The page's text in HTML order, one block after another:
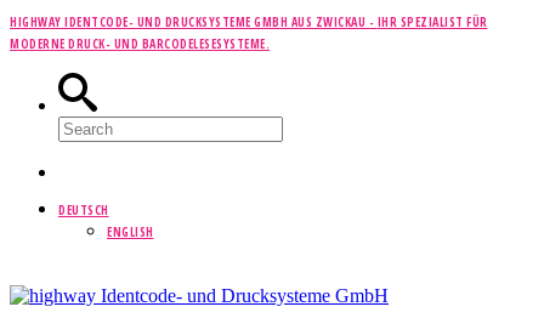
HIGHWAY IDENTCODE- UND DRUCKSYSTEME GMBH AUS ZWICKAU - IHR SPEZIALIST FÜR
MODERNE DRUCK- UND BARCODELESESYSTEME.
DEUTSCH
ENGLISH